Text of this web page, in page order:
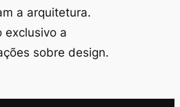
a arquitetura.
exclusivo a
sobre design.